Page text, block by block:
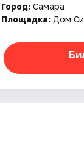
Город: Самара
Площадка: Дом